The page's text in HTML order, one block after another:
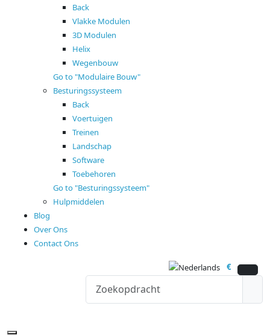
Back
Vlakke Modulen
3D Modulen
Helix
Wegenbouw
Go to "Modulaire Bouw"
Besturingssysteem
Back
Voertuigen
Treinen
Landschap
Software
Toebehoren
Go to "Besturingssysteem"
Hulpmiddelen
Blog
Over Ons
Contact Ons
€